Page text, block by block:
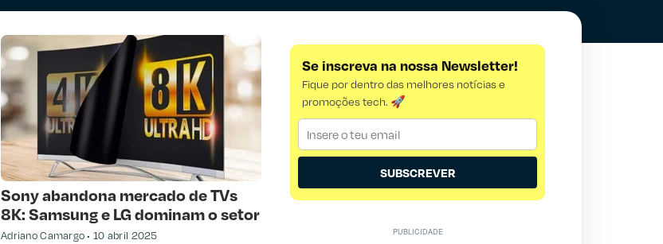
Sony abandona mercado de TVs
8K: Samsung e LG dominam o setor
Adriano Camargo 10 abril 2025
Se inscreva na nossa Newsletter!
Fique por dentro das melhores notícias e
promoções tech. 🚀
SUBSCREVER